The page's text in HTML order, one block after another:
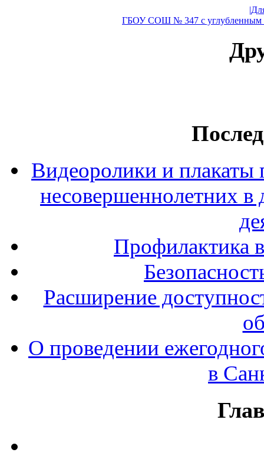
ГБОУ СОШ № 347 с углубленным
Видеоролики и плакаты
несовершеннолетних в
Профилактика
Расширение
О проведении
в